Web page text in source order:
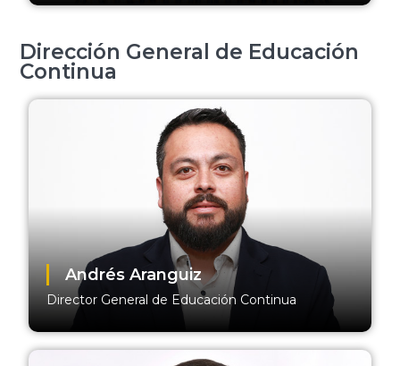
Dirección General de Educación
Continua
Andrés Aranguiz
Director General de Educación Continua